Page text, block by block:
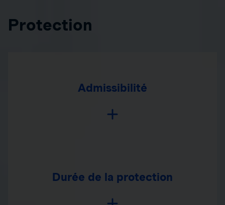
Protection
Admissibilité
Durée de la protection